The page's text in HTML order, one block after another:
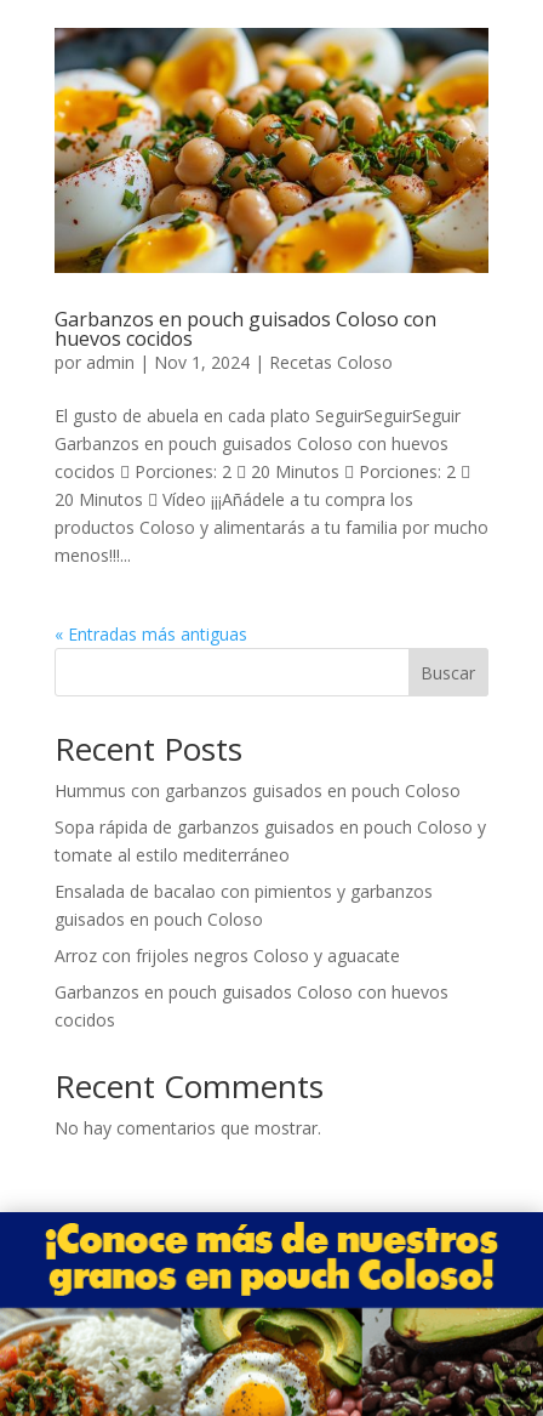
Garbanzos en pouch guisados Coloso con
huevos cocidos
por admin | Nov 1, 2024| Recetas Coloso
El gusto de abuela en cada plato SeguirSeguirSeguir
Garbanzos en pouch guisados Coloso con huevos
cocidos  Porciones: 2  20 Minutos  Porciones: 2 
20 Minutos  Vídeo ¡¡¡Añádele a tu compra los
productos Coloso y alimentarás a tu familia por mucho
menos!!!...
« Entradas más antiguas
Buscar
Recent Posts
Hummus con garbanzos guisados en pouch Coloso
Sopa rápida de garbanzos guisados en pouch Coloso y
tomate al estilo mediterráneo
Ensalada de bacalao con pimientos y garbanzos
guisados en pouch Coloso
Arroz con frijoles negros Coloso y aguacate
Garbanzos en pouch guisados Coloso con huevos
cocidos
Recent Comments
No hay comentarios que mostrar.